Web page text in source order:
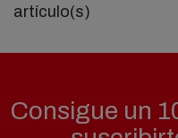
artículo(s)
Consigue un